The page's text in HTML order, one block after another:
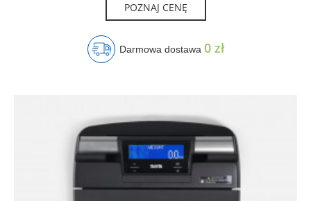
POZNAJ CENĘ
Darmowa dostawa 0 zł